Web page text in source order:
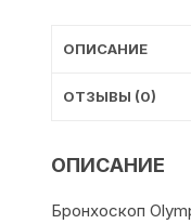
ОПИСАНИЕ
ОТЗЫВЫ (0)
ОПИСАНИЕ
Бронхоскоп